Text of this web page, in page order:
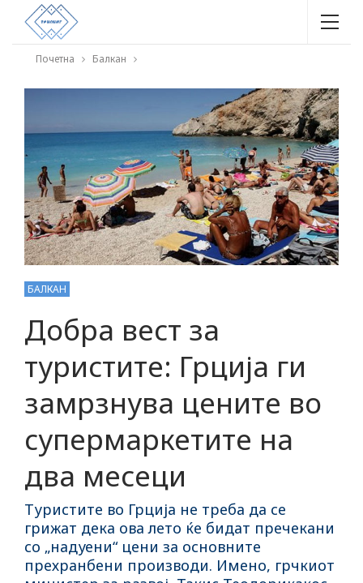
Почетна Балкан
БАЛКАН
Добра вест за
туристите: Грција ги
замрзнува цените во
супермаркетите на
два месеци
Туристите во Грција не треба да се
грижат дека ова лето ќе бидат пречекани
со „надуени“ цени за основните
прехранбени производи. Имено, грчкиот